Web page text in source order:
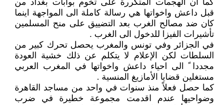
كما ان الهجمات المتكررة على تخوم بوابات بغداد من
قبل داعش واخواتها هي رسالة كاملة الى المواجهة اينما
كان ضد مصالح الغرب بعد التضييق على منح المسلمين
تأشيرات الفيزا للدخول الى الغرب .
في الجزائر وفي تونس والمغرب يحصل تحرك كبير من
السلطات لكن الإعلام لا يتكلم عن ذلك خشية العودة
مجددا ً الى احياء داعش واخواتها في المغرب العربي
مستغلين قضايا الأمازيغ المنسية .
كما حصل فعلاً منذ سنوات في واحد من مساجد القاهرة
وضواحيها عندم اقدمت مجموعة خطيرة في ضرب